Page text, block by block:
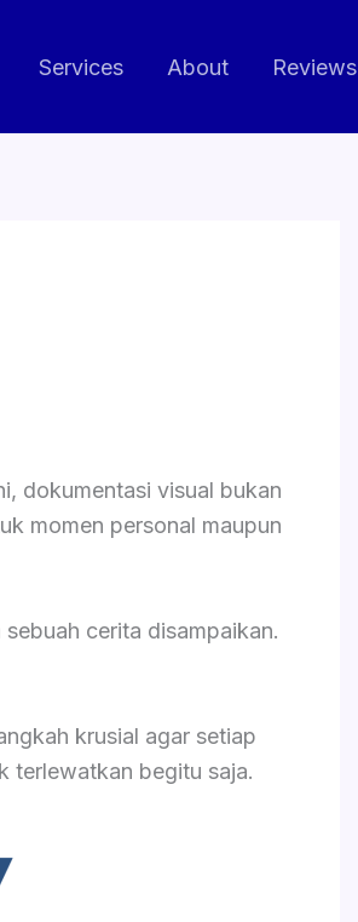
Services About Reviews
dokumentasi visual bukan
momen personal maupun
cerita disampaikan.
krusial agar setiap
terlewatkan begitu saja.